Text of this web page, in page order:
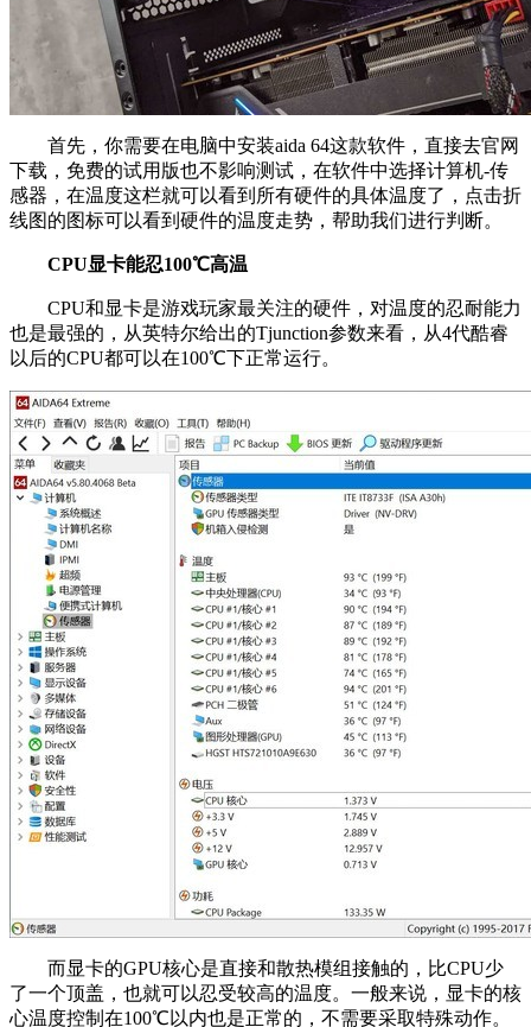
首先，你需要在电脑中安装aida 64这款软件，直接去官网
下载，免费的试用版也不影响测试，在软件中选择计算机-传
感器，在温度这栏就可以看到所有硬件的具体温度了，点击折
线图的图标可以看到硬件的温度走势，帮助我们进行判断。
CPU显卡能忍100℃高温
CPU和显卡是游戏玩家最关注的硬件，对温度的忍耐能力
也是最强的，从英特尔给出的Tjunction参数来看，从4代酷睿
以后的CPU都可以在100℃下正常运行。
而显卡的GPU核心是直接和散热模组接触的，比CPU少
了一个顶盖，也就可以忍受较高的温度。一般来说，显卡的核
心温度控制在100℃以内也是正常的，不需要采取特殊动作。